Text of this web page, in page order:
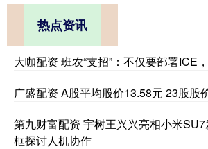
热点资讯
大咖配资 班农“支招”：不仅要部署ICE
广盛配资 A股平均股价13.58元 23股股
第九财富配资 宇树王兴兴亮相小米
框探讨人机协作